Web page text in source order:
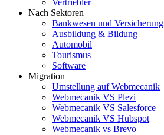
Vertriebler
Nach Sektoren
Bankwesen und Versicherung
Ausbildung & Bildung
Automobil
Tourismus
Software
Migration
Umstellung auf Webmecanik
Webmecanik VS Plezi
Webmecanik VS Salesforce
Webmecanik VS Hubspot
Webmecanik vs Brevo